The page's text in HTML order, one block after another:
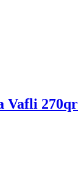
Vafli 270qr